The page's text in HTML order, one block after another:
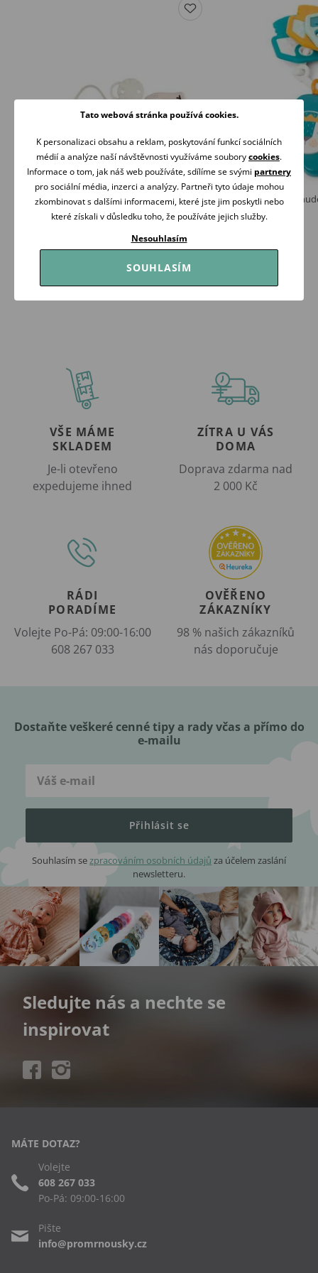
Suavinex Wonderland set KRÉMOVÁ Suavinex Kousátko
159 Kč
VŠE MÁME
SKLADEM
Je-li otevřeno
expedujeme ihned
ZÍTRA U VÁS
DOMA
Doprava zdarma nad
2 000 Kč
RÁDI
PORADÍME
Volejte Po-Pá: 09:00-16:00
608 267 033
OVĚŘENO
ZÁKAZNÍKY
98 % našich zákazníků
nás doporučuje
Dostaňte veškeré cenné tipy a rady včas a přímo do
e-mailu
Přihlásit se
Souhlasím sezpracováním osobních údajů za účelem zaslání
newsletteru.
Sledujte nás a nechte se
inspirovat
MÁTE DOTAZ?
Volejte
608 267 033
Po-Pá: 09:00-16:00
Pište
info@promrnousky.cz
Tato webová stránka používá cookies.
K personalizaci obsahu a reklam, poskytování funkcí sociálních
médií a analýze naší návštěvnosti využíváme souborycookies.
Informace o tom, jak náš web používáte, sdílíme se svými partnery
pro sociální média, inzerci a analýzy. Partneři tyto údaje mohou
zkombinovat s dalšími informacemi, které jste jim poskytli nebo
které získali v důsledku toho, že používáte jejich služby.
Nesouhlasím
SOUHLASÍM